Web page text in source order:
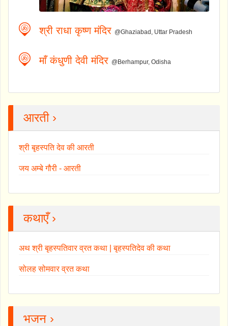
श्री राधा कृष्ण मंदिर @Ghaziabad, Uttar Pradesh
माँ कंधुणी देवी मंदिर @Berhampur, Odisha
आरती ›
श्री बृहस्पति देव की आरती
जय अम्बे गौरी - आरती
कथाएँ ›
अथ श्री बृहस्पतिवार व्रत कथा | बृहस्पतिदेव की कथा
सोलह सोमवार व्रत कथा
भजन ›